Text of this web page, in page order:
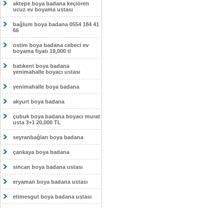
aktepe boya badana keçiören
ucuz ev boyama ustası
bağlum boya badana 0554 184 41
66
ostim boya badana cebeci ev
boyama fiyatı 19,000 tl
batıkent boya badana
yenimahalle boyacı ustası
yenimahalle boya badana
akyurt boya badana
çubuk boya badana boyacı murat
usta 3+1 20,000 TL
seyranbağları boya badana
çankaya boya badana
sincan boya badana ustası
eryaman boya badana ustası
etimesgut boya badana ustası